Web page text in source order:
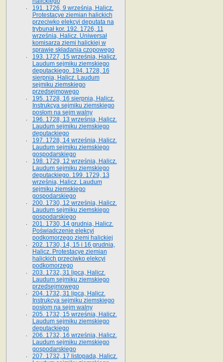
191. 1726, 9 września, Halicz.
Protestacye ziemian halickich
przeciwko elekcyi deputata na
trybunał kor. 192. 1726, 11
września, Halicz. Uniwersał
komisarza ziemi halickiej w
sprawie składania czopowego
193. 1727, 15 września, Halicz.
Laudum sejmiku ziemskiego
deputackiego. 194. 1728, 16
sierpnia, Halicz. Laudum
sejmiku ziemskiego
przedsejmowego
195. 1728, 16 sierpnia, Halicz.
Instrukcya sejmiku ziemskiego
posłom na sejm walny
196. 1728, 13 września, Halicz.
Laudum sejmiku ziemskiego
deputackiego
197. 1728, 14 września, Halicz.
Laudum sejmiku ziemskiego
gospodarskiego
198. 1729, 12 września, Halicz.
Laudum sejmiku ziemskiego
deputackiego. 199. 1729, 13
września, Halicz. Laudum
sejmiku ziemskiego
gospodarskiego
200. 1730, 12 września, Halicz.
Laudum sejmiku ziemskiego
gospodarskiego
201. 1730, 14 grudnia, Halicz.
Poświadczenie elekcyi
podkomorzego ziemi halickiej
202. 1730, 14, 15 i 16 grudnia,
Halicz. Protestacye ziemian
halickich przeciwko elekcyi
podkomorzego
203. 1732, 31 lipca, Halicz.
Laudum sejmiku ziemskiego
przedsejmowego
204. 1732, 31 lipca, Halicz.
Instrukcya sejmiku ziemskiego
posłom na sejm walny
205. 1732, 15 września, Halicz.
Laudum sejmiku ziemskiego
deputackiego
206. 1732, 16 września, Halicz.
Laudum sejmiku ziemskiego
gospodarskiego
207. 1732, 17 listopada, Halicz.